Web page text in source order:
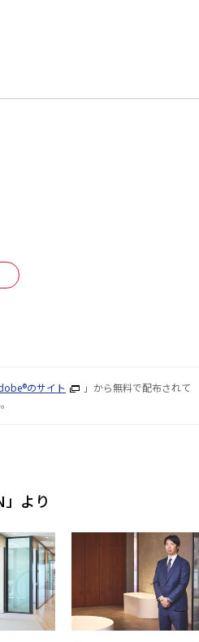
のサイト
」から無料で配布されて
より